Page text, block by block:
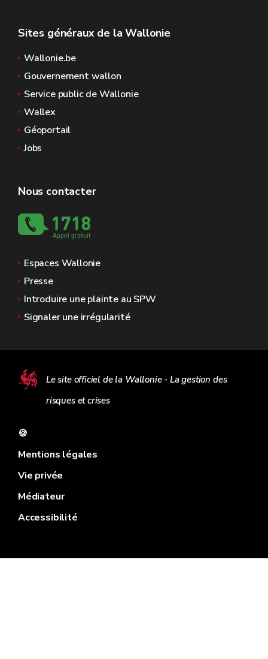
Sites généraux de la Wallonie
Wallonie.be
Gouvernement wallon
Service public de Wallonie
Wallex
Géoportail
Jobs
Nous contacter
Espaces Wallonie
Presse
Introduire une plainte au SPW
Signaler une irrégularité
Le site officiel de la Wallonie - La gestion des
risques et crises
🍪
Mentions légales
Vie privée
Médiateur
Accessibilité